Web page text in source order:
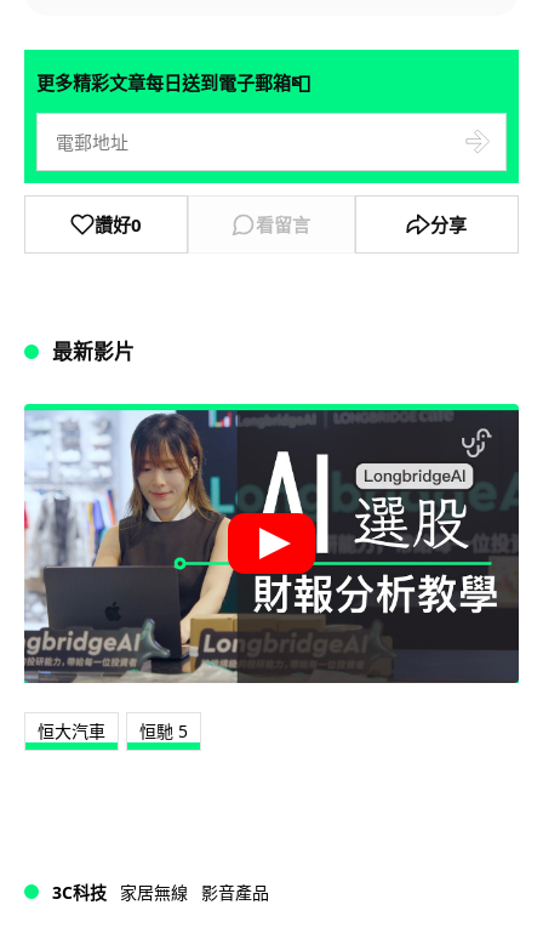
更多精彩文章每日送到電子郵箱📮
讚好0 看留言 分享
最新影片
恒大汽車 恒馳 5
3C科技 家居無線 影音產品